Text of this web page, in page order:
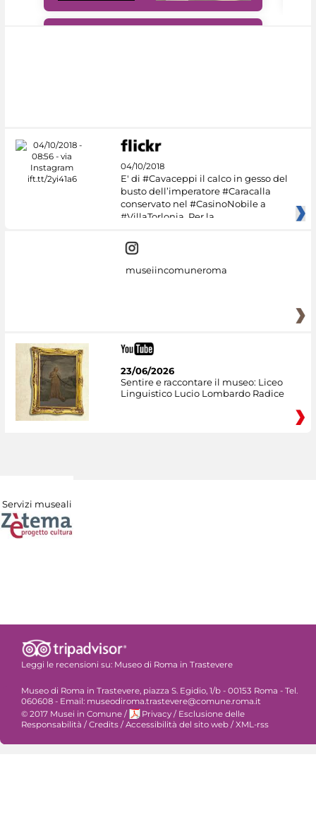
04/10/2018
E' di #Cavaceppi il calco in gesso del
busto dell’imperatore #Caracalla
conservato nel #CasinoNobile a
#VillaTorlonia. Per la
museiincomuneroma
23/06/2026
Sentire e raccontare il museo: Liceo
Linguistico Lucio Lombardo Radice
Servizi museali
Leggi le recensioni su: Museo di Roma in Trastevere
Museo di Roma in Trastevere, piazza S. Egidio, 1/b - 00153 Roma - Tel.
060608 - Email: museodiroma.trastevere@comune.roma.it
© 2017 Musei in Comune / Privacy / Esclusione delle
Responsabilità / Credits / Accessibilità del sito web / XML-rss